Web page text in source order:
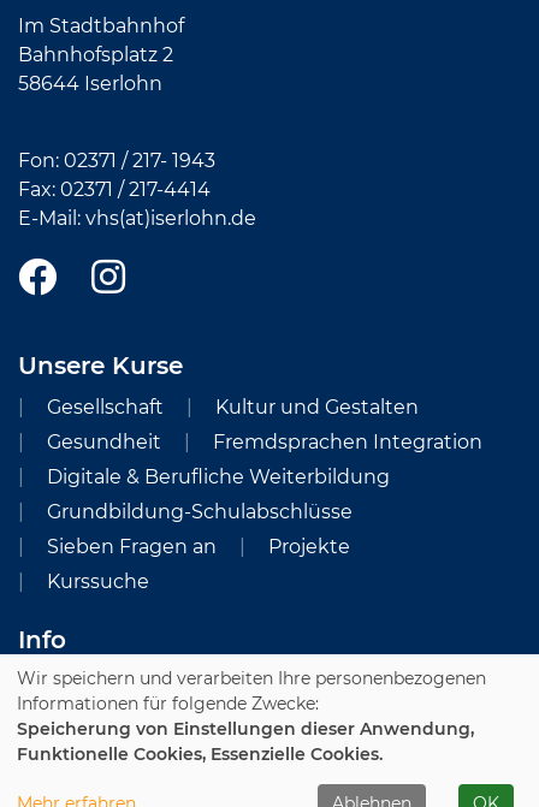
Im Stadtbahnhof
Bahnhofsplatz 2
58644 Iserlohn
Fon: 02371 / 217- 1943
Fax: 02371 /217-4414
E-Mail: vhs(at)iserlohn.de
Unsere Kurse
Gesellschaft
Kultur und Gestalten
Gesundheit
Fremdsprachen Integration
Digitale & Berufliche Weiterbildung
Grundbildung-Schulabschlüsse
Sieben Fragen an
Projekte
Kurssuche
Info
Impressum
AGB und Preisverzeichnis
Datenschutzerklärung
Cookie Einstellungen
Wir speichern und verarbeiten Ihre personenbezogenen
Informationen für folgende Zwecke:
Speicherung von Einstellungen dieser Anwendung,
Funktionelle Cookies, Essenzielle Cookies.